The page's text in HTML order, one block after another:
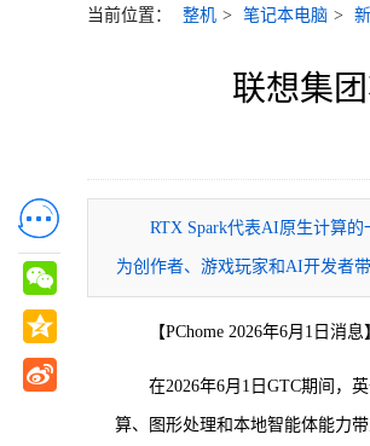
当前位置： 整机 > 笔记本电脑 >
联想集
RTX Spark代表AI原生计算
为创作者、游戏玩家和AI开发者
【PChome 2026年6月1日消
在2026年6月1日GTC期间，
算、图形处理和本地智能体能力